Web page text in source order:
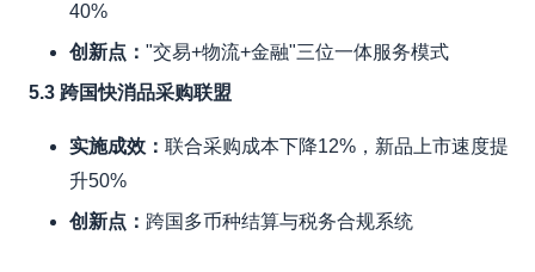
40%
创新点： "交易+物流+金融"三位一体服务模式
5.3 跨国快消品采购联盟
实施成效： 联合采购成本下降12%，新品上市速度提
升50%
创新点： 跨国多币种结算与税务合规系统